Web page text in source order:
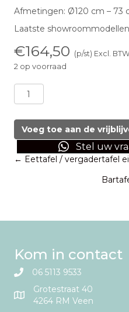
Afmetingen: Ø120 cm – 73
Laatste showroommodellen
€164,50 (p/st) Excl.
2 op voorraad
Eettafel
rond
Ø120
aantal
Voeg toe aan de
Stel uw
Posts
navigation
← Eettafel / vergadertafel
Kom in contact
06 5113 9533
Grotestraat 40
4264 RM Veen